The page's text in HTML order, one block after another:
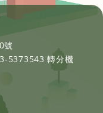
號
5373543 轉分機